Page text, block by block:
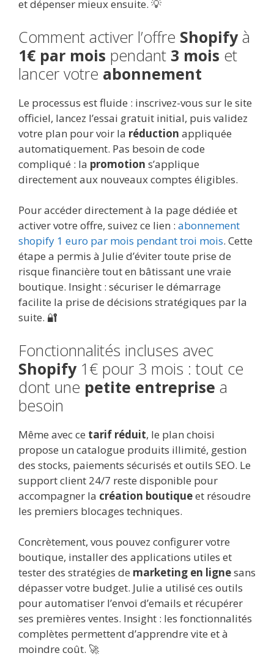
et dépenser mieux ensuite. 💡
Comment activer l’offre Shopifyà
1€ par mois pendant 3 mois et
lancer votre abonnement
Le processus est fluide : inscrivez-vous sur le site
officiel, lancez l’essai gratuit initial, puis validez
votre plan pour voir la réduction appliquée
automatiquement. Pas besoin de code
compliqué : la promotion s’applique
directement aux nouveaux comptes éligibles.
Pour accéder directement à la page dédiée et
activer votre offre, suivez ce lien : abonnement
shopify 1 euro par mois pendant troi mois. Cette
étape a permis à Julie d’éviter toute prise de
risque financière tout en bâtissant une vraie
boutique. Insight : sécuriser le démarrage
facilite la prise de décisions stratégiques par la
suite. 🔐
Fonctionnalités incluses avec
Shopify1€ pour 3 mois : tout ce
dont une petite entreprise a
besoin
Même avec ce tarif réduit, le plan choisi
propose un catalogue produits illimité, gestion
des stocks, paiements sécurisés et outils SEO. Le
support client 24/7 reste disponible pour
accompagner la création boutiqueet résoudre
les premiers blocages techniques.
Concrètement, vous pouvez configurer votre
boutique, installer des applications utiles et
tester des stratégies de marketing en lignesans
dépasser votre budget. Julie a utilisé ces outils
pour automatiser l’envoi d’emails et récupérer
ses premières ventes. Insight : les fonctionnalités
complètes permettent d’apprendre vite et à
moindre coût. 🚀